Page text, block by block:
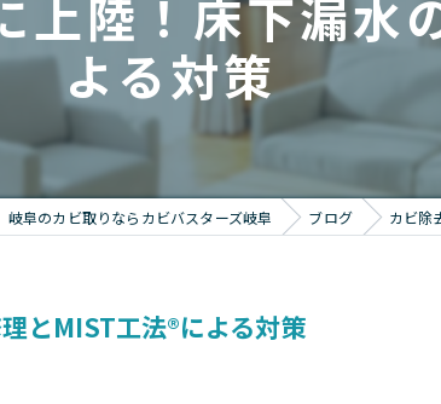
上陸！床下漏水
よる対策
岐阜のカビ取りならカビバスターズ岐阜 ブログ カビ除
とMIST工法®による対策